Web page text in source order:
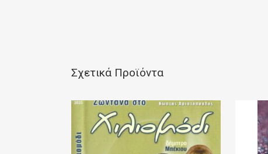
Σχετικά Προϊόντα